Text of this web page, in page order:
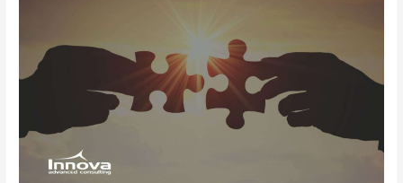
implementar